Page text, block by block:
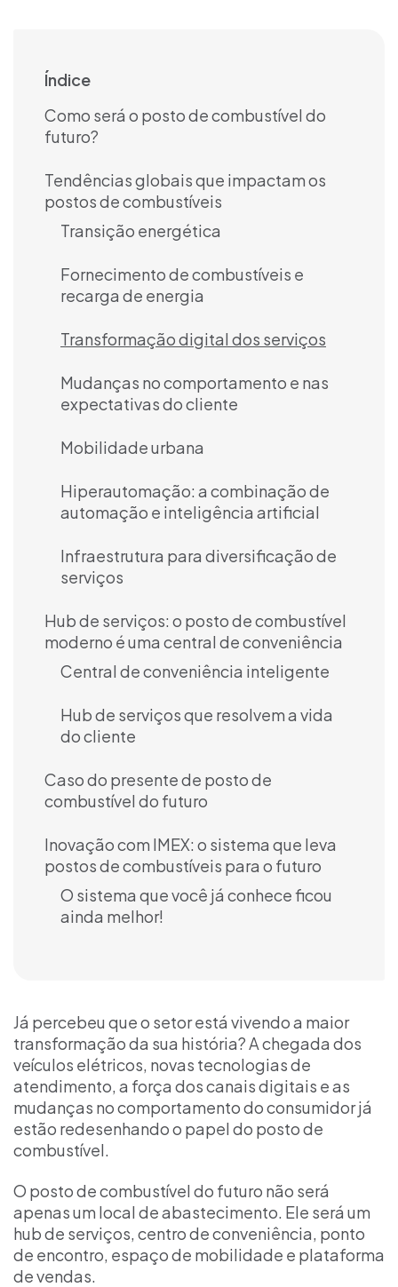
Já percebeu que o setor está vivendo a maior
transformação da sua história? A chegada dos
veículos elétricos, novas tecnologias de
atendimento, a força dos canais digitais e as
mudanças no comportamento do consumidor já
estão redesenhando o papel do posto de
combustível.
O posto de combustível do futuro não será
apenas um local de abastecimento. Ele será um
hub de serviços, centro de conveniência, ponto
de encontro, espaço de mobilidade e plataforma
de vendas.
Índice
Como será o posto de combustível do
futuro?
Tendências globais que impactam os
postos de combustíveis
Transição energética
Fornecimento de combustíveis e
recarga de energia
Transformação digital dos serviços
Mudanças no comportamento e nas
expectativas do cliente
Mobilidade urbana
Hiperautomação: a combinação de
automação e inteligência artificial
Infraestrutura para diversificação de
serviços
Hub de serviços: o posto de combustível
moderno é uma central de conveniência
Central de conveniência inteligente
Hub de serviços que resolvem a vida
do cliente
Caso do presente de posto de
combustível do futuro
Inovação com IMEX: o sistema que leva
postos de combustíveis para o futuro
O sistema que você já conhece ficou
ainda melhor!